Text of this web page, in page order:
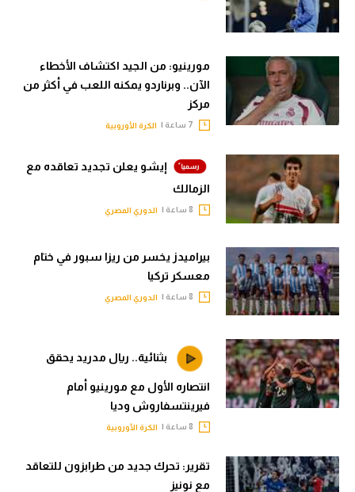
مورينيو: من الجيد اكتشاف الأخطاء
الآن.. وبرناردو يمكنه اللعب في أكثر من
مركز
الكرة الأوروبية
إيشو يعلن تجديد تعاقده مع
الزمالك
الدوري المصري
بيراميدز يخسر من ريزا سبور في ختام
معسكر تركيا
الدوري المصري
بثنائية.. ريال مدريد يحقق
انتصاره الأول مع مورينيو أمام
فيرينتسفاروش وديا
الكرة الأوروبية
تقرير: تحرك جديد من طرابزون للتعاقد
مع نونيز